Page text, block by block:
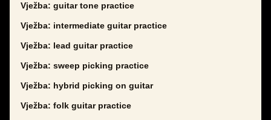
Vježba: guitar tone practice
Vježba: intermediate guitar practice
Vježba: lead guitar practice
Vježba: sweep picking practice
Vježba: hybrid picking on guitar
Vježba: folk guitar practice